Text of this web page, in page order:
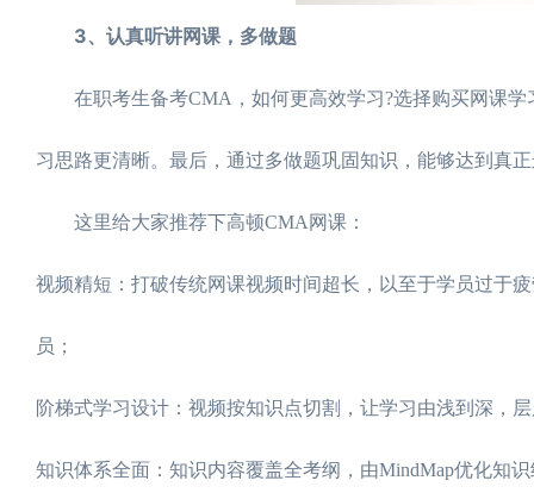
3、认真听讲网课，多做题
在职考生备考CMA，如何更高效学习?选择购买网课学
习思路更清晰。最后，通过多做题巩固知识，能够达到真
这里给大家推荐下高顿CMA网课：
视频精短：打破传统网课视频时间超长，以至于学员过于
员；
阶梯式学习设计：视频按知识点切割，让学习由浅到深，
知识体系全面：知识内容覆盖全考纲，由MindMap优化知